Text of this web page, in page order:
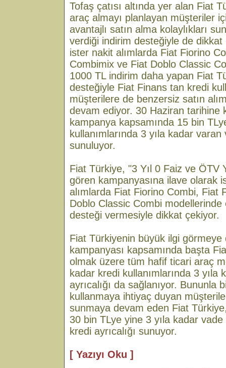
Tofaş çatısı altında yer alan Fiat
araç almayı planlayan müşteriler
avantajlı satın alma kolaylıkları
verdiği indirim desteğiyle de
ister nakit alımlarda Fiat Fiorino
Combimix ve Fiat Doblo Classic
1000 TL indirim daha yapan Fiat
desteğiyle Fiat Finans tan kredi
müşterilere de benzersiz satın
devam ediyor. 30 Haziran tarihine
kampanya kapsamında 15 bin
kullanımlarında 3 yıla kadar
sunuluyor.
Fiat Türkiye, "3 Yıl 0 Faiz ve ÖTV
gören kampanyasına ilave olarak
alımlarda Fiat Fiorino Combi, Fiat
Doblo Classic Combi
desteği vermesiyle dikkat çekiyor.
Fiat Türkiyenin büyük ilgi görmeye
kampanyası kapsamında başta
olmak üzere tüm hafif ticari araç
kadar kredi kullanımlarında 3
ayrıcalığı da sağlanıyor. Bununla
kullanmaya ihtiyaç duyan
sunmaya devam eden Fiat
30 bin TLye yine 3 yıla kadar
kredi ayrıcalığı sunuyor.
[ Yazıyı Oku ]